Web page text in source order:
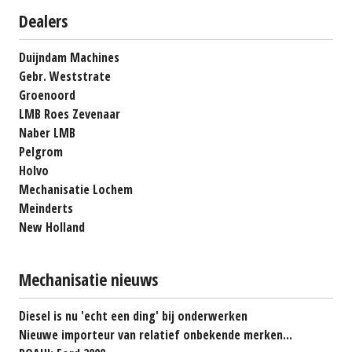
Dealers
Duijndam Machines
Gebr. Weststrate
Groenoord
LMB Roes Zevenaar
Naber LMB
Pelgrom
Holvo
Mechanisatie Lochem
Meinderts
New Holland
Mechanisatie nieuws
Diesel is nu 'echt een ding' bij onderwerken
Nieuwe importeur van relatief onbekende merken...